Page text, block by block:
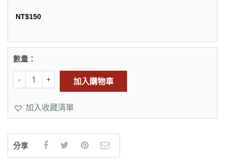
NT$150
數量：
加入購物車
加入收藏清單
分享